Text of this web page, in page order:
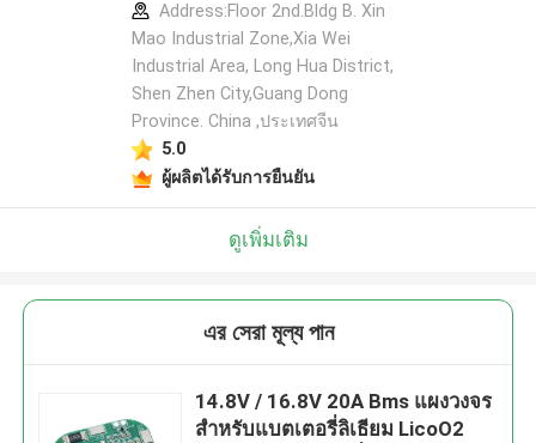
Address:Floor 2nd.Bldg B. Xin
Mao Industrial Zone,Xia Wei
Industrial Area, Long Hua District,
Shen Zhen City,Guang Dong
Province. China ,ประเทศจีน
5.0
ผู้ผลิตได้รับการยืนยัน
ดูเพิ่มเติม
এর সেরা মূল্য পান
14.8V / 16.8V 20A Bms แผงวงจร
สำหรับแบตเตอรี่ลิเธียม LicoO2